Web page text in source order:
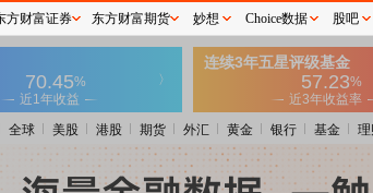
全球 美股 港股 期货 外汇 黄金 银行 基金
方财富证券 东方财富期货 妙想 Choice数据 股吧